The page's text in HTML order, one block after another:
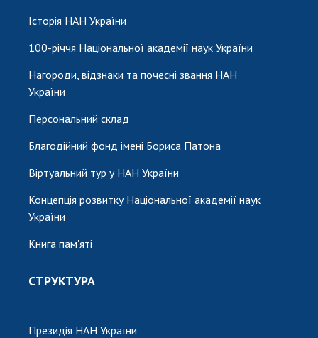
ЗАСІДАННЯ ПРЕЗИДІЇ НАН УКРАЇНИ
МЕДІА ПРО НАС
АКАДЕМІЯ КОМЕНТУЄ
КОНТАКТИ
ПРОФСПІЛКА НАН УКРАЇНИ
КАБІНЕТ
Історія НАН України
100-річчя Національної академії наук України
Нагороди, відзнаки та почесні звання НАН
України
Персональний склад
Благодійний фонд імені Бориса Патона
Віртуальний тур у НАН України
Концепція розвитку Національної академії наук
України
Книга пам'яті
СТРУКТУРА
Президія НАН України